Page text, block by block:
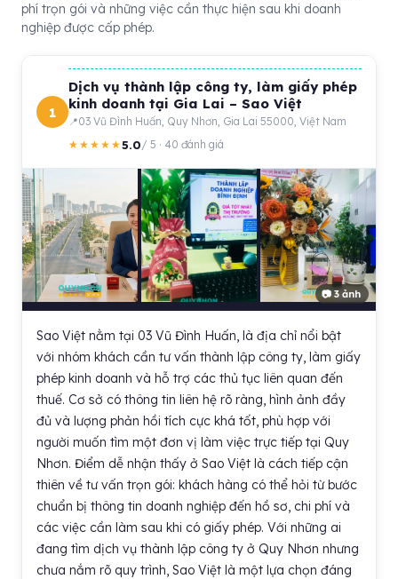
phí trọn gói và những việc cần thực hiện sau khi doanh
nghiệp được cấp phép.
1
Dịch vụ thành lập công ty, làm giấy phép
kinh doanh tại Gia Lai – Sao Việt
03 Vũ Đình Huấn, Quy Nhơn, Gia Lai 55000, Việt Nam
★★★★★5.0/ 5 · 40 đánh giá
📷 3 ảnh
Sao Việt nằm tại 03 Vũ Đình Huấn, là địa chỉ nổi bật
với nhóm khách cần tư vấn thành lập công ty, làm giấy
phép kinh doanh và hỗ trợ các thủ tục liên quan đến
thuế. Cơ sở có thông tin liên hệ rõ ràng, hình ảnh đầy
đủ và lượng phản hồi tích cực khá tốt, phù hợp với
người muốn tìm một đơn vị làm việc trực tiếp tại Quy
Nhơn. Điểm dễ nhận thấy ở Sao Việt là cách tiếp cận
thiên về tư vấn trọn gói: khách hàng có thể hỏi từ bước
chuẩn bị thông tin doanh nghiệp đến hồ sơ, chi phí và
các việc cần làm sau khi có giấy phép. Với những ai
đang tìm dịch vụ thành lập công ty ở Quy Nhơn nhưng
chưa nắm rõ quy trình, Sao Việt là một lựa chọn đáng